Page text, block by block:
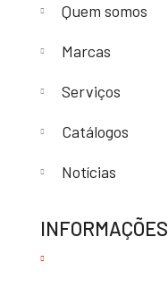
Quem somos
Marcas
Serviços
Catálogos
Notícias
INFORMAÇÕES